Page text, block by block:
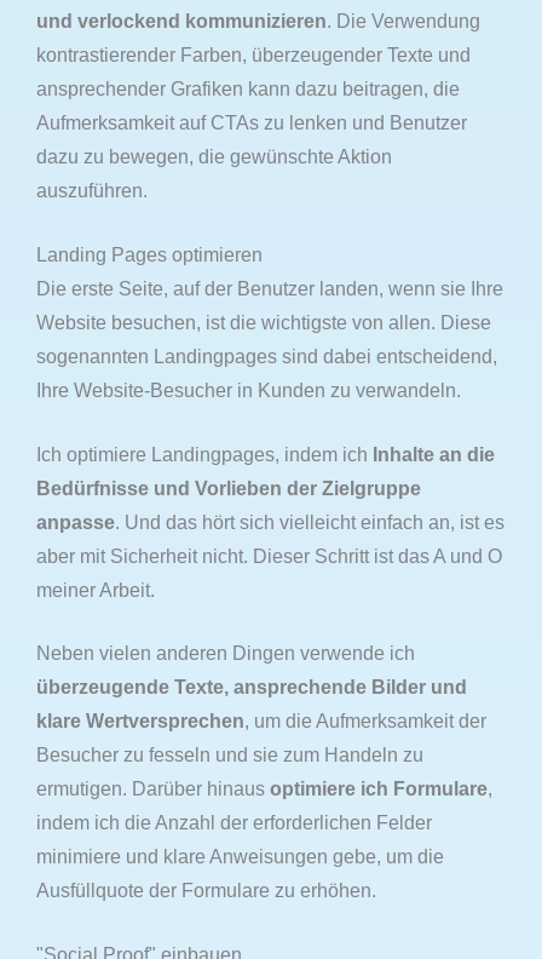
und verlockend kommunizieren. Die Verwendung
kontrastierender Farben, überzeugender Texte und
ansprechender Grafiken kann dazu beitragen, die
Aufmerksamkeit auf CTAs zu lenken und Benutzer
dazu zu bewegen, die gewünschte Aktion
auszuführen.
Landing Pages optimieren
Die erste Seite, auf der Benutzer landen, wenn sie Ihre
Website besuchen, ist die wichtigste von allen. Diese
sogenannten Landingpages sind dabei entscheidend,
Ihre Website-Besucher in Kunden zu verwandeln.
Ich optimiere Landingpages, indem ich Inhalte an die
Bedürfnisse und Vorlieben der Zielgruppe
anpasse. Und das hört sich vielleicht einfach an, ist es
aber mit Sicherheit nicht. Dieser Schritt ist das A und O
meiner Arbeit.
Neben vielen anderen Dingen verwende ich
überzeugende Texte, ansprechende Bilder und
klare Wertversprechen, um die Aufmerksamkeit der
Besucher zu fesseln und sie zum Handeln zu
ermutigen. Darüber hinaus optimiere ich Formulare,
indem ich die Anzahl der erforderlichen Felder
minimiere und klare Anweisungen gebe, um die
Ausfüllquote der Formulare zu erhöhen.